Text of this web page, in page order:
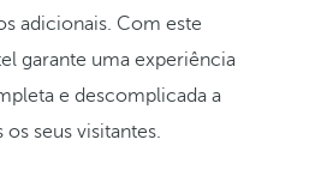
adicionais. Com este
garante uma experiência
e descomplicada a
os seus visitantes.